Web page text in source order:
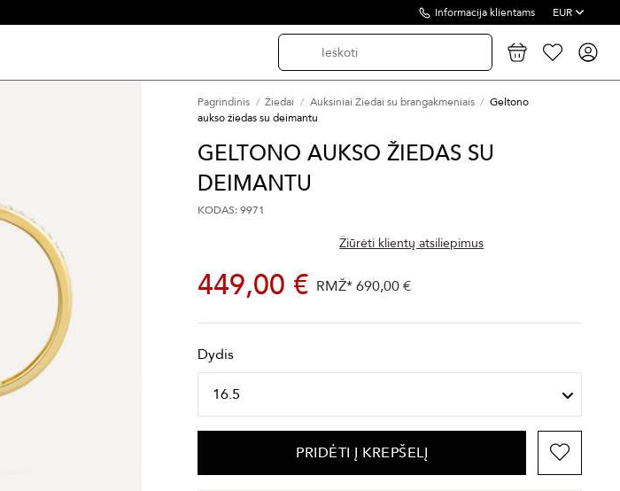
Informacija klientams EUR
Pagrindinis Žiedai Auksiniai Žiedai su brangakmeniais
Geltono
aukso žiedas su deimantu
GELTONO AUKSO ŽIEDAS SU
DEIMANTU
KODAS: 9971
Žiūrėti klientų atsiliepimus
449,00 € RMŽ*690,00 €
Dydis
PRIDĖTI Į KREPŠELĮ